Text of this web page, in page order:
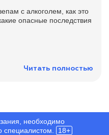
с алкоголем, как это
опасные последствия
Читать полностью
необходимо
специалистом.
18+